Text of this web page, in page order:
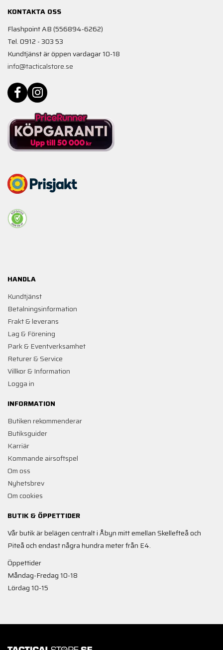
KONTAKTA OSS
Flashpoint AB (556894-6262)
Tel. 0912 - 303 53
Kundtjänst är öppen vardagar 10-18
info@tacticalstore.se
HANDLA
Kundtjänst
Betalningsinformation
Frakt & leverans
Lag & Förening
Park & Eventverksamhet
Returer & Service
Villkor & Information
Logga in
INFORMATION
Butiken rekommenderar
Butiksguider
Karriär
Kommande airsoftspel
Om oss
Nyhetsbrev
Om cookies
BUTIK & ÖPPETTIDER
Vår butik är belägen centralt i Åbyn mitt emellan Skellefteå och
Piteå och endast några hundra meter från E4.
Öppettider
Måndag-Fredag 10-18
Lördag 10-15